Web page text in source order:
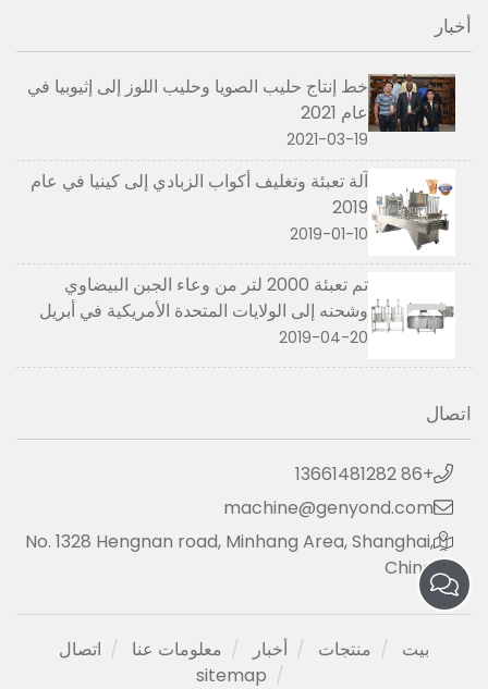
أخبار
خط إنتاج حليب الصويا وحليب اللوز إلى إثيوبيا في
عام 2021
2021-03-19
آلة تعبئة وتغليف أكواب الزبادي إلى كينيا في عام
2019
2019-01-10
تم تعبئة 2000 لتر من وعاء الجبن البيضاوي
وشحنه إلى الولايات المتحدة الأمريكية في أبريل
2019
2019-04-20
اتصال
+86 13661481282
machine@genyond.com
No. 1328 Hengnan road, Minhang Area, Shanghai,
China
بيت منتجات أخبار معلومات عنا
اتصال
sitemap